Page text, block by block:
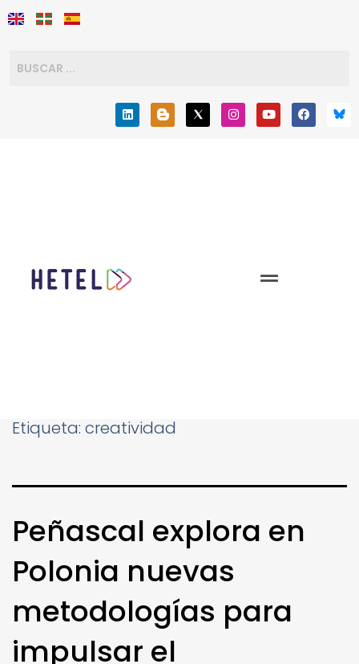
Etiqueta: creatividad
Peñascal explora en
Polonia nuevas
metodologías para
impulsar el